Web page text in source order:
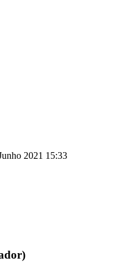
2021 15:33